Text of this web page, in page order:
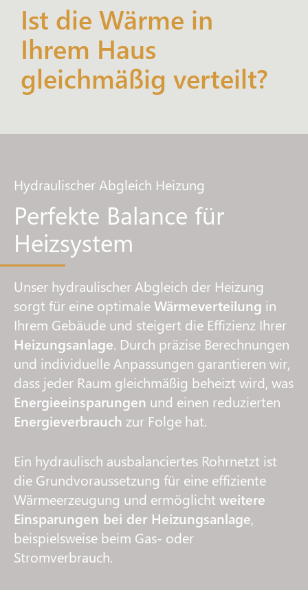
Ist die Wärme in
Ihrem Haus
gleichmäßig verteilt?
Hydraulischer Abgleich Heizung
Perfekte Balance für
Heizsystem
Unser hydraulischer Abgleich der Heizung
sorgt für eine optimaleWärmeverteilung in
Ihrem Gebäude und steigert die Effizienz Ihrer
Heizungsanlage. Durch präzise Berechnungen
und individuelle Anpassungen garantieren wir,
dass jeder Raum gleichmäßig beheizt wird, was
Energieeinsparungen und einen reduzierten
Energieverbrauch zur Folge hat.
Ein hydraulisch ausbalanciertes Rohrnetzt ist
die Grundvoraussetzung für eine effiziente
Wärmeerzeugung und ermöglicht weitere
Einsparungen bei der Heizungsanlage,
beispielsweise beim Gas- oder
Stromverbrauch.